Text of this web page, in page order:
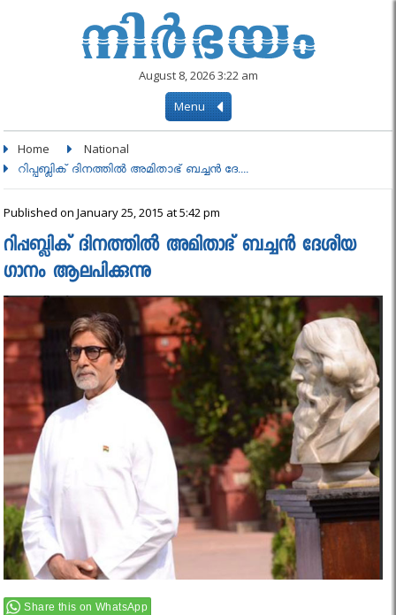
August 8, 2026 3:22 am
Menu
Home National
റിപ്പബ്ലിക് ദിനത്തിൽ അമിതാഭ് ബച്ചന്‍ ദേ....
Published on January 25, 2015 at 5:42 pm
റിപ്പബ്ലിക് ദിനത്തിൽ അമിതാഭ് ബച്ചന്‍ ദേശീയ
ഗാനം ആലപിക്കുന്നു
Share this on WhatsApp